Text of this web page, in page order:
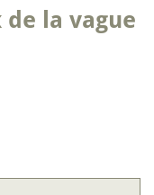
de la vague